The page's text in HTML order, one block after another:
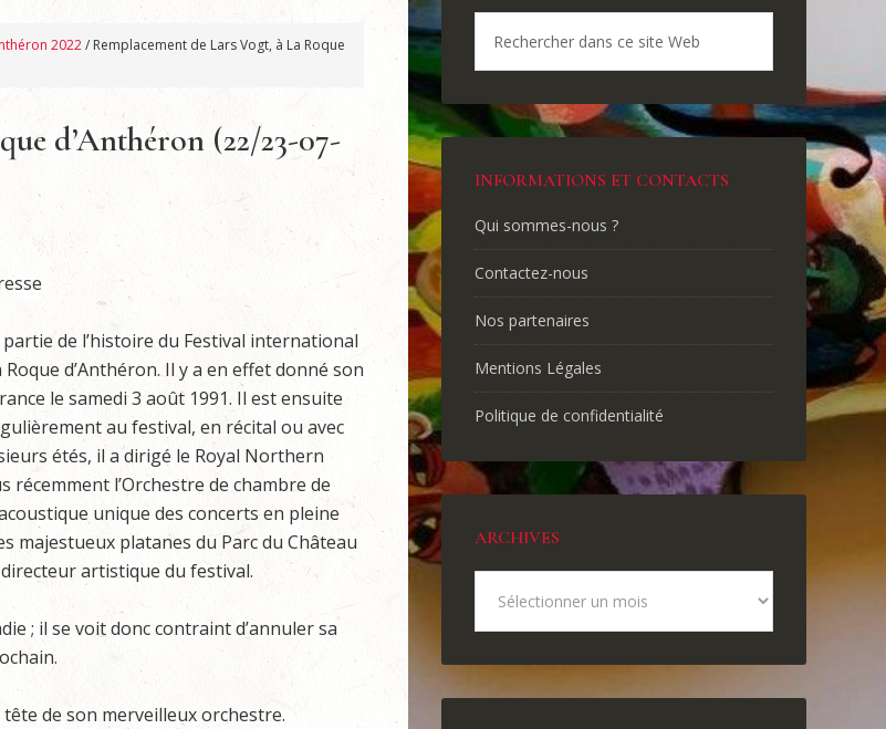
2022/ Remplacement de Lars Vogt, à La Roque
d’Anthéron (22/23-07-
de l’histoire du Festival international
d’Anthéron. Il y a en effet donné son
le samedi 3 août 1991. Il est ensuite
au festival, en récital ou avec
étés, il a dirigé le Royal Northern
récemment l’Orchestre de chambre de
unique des concerts en pleine
majestueux platanes du Parc du Château
artistique du festival.
; il se voit donc contraint d’annuler sa
tête de son merveilleux orchestre.
INFORMATIONS ET CONTACTS
Qui sommes-nous ?
Contactez-nous
Nos partenaires
Mentions Légales
Politique de confidentialité
ARCHIVES